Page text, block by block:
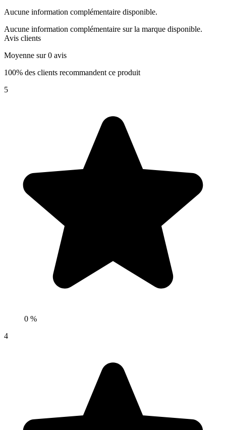
Aucune information complémentaire disponible.
Aucune information complémentaire sur la marque disponible.
Avis clients
Moyenne sur 0 avis
100% des clients recommandent ce produit
5
0 %
4